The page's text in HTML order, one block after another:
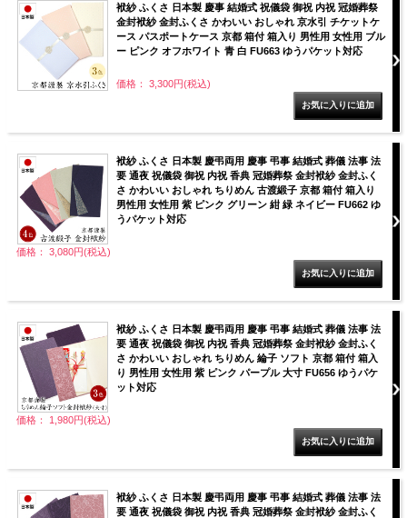
袱紗 ふくさ 日本製 慶事 結婚式 祝儀袋 御祝 内祝 冠婚葬祭
金封袱紗 金封ふくさ かわいい おしゃれ 京水引 チケットケ
ース パスポートケース 京都 箱付 箱入り 男性用 女性用 ブル
ー ピンク オフホワイト 青 白 FU663 ゆうパケット対応
価格： 3,300円(税込)
袱紗 ふくさ 日本製 慶弔両用 慶事 弔事 結婚式 葬儀 法事 法
要 通夜 祝儀袋 御祝 内祝 香典 冠婚葬祭 金封袱紗 金封ふく
さ かわいい おしゃれ ちりめん 古渡緞子 京都 箱付 箱入り
男性用 女性用 紫 ピンク グリーン 紺 緑 ネイビー FU662 ゆ
うパケット対応
価格： 3,080円(税込)
袱紗 ふくさ 日本製 慶弔両用 慶事 弔事 結婚式 葬儀 法事 法
要 通夜 祝儀袋 御祝 内祝 香典 冠婚葬祭 金封袱紗 金封ふく
さ かわいい おしゃれ ちりめん 綸子 ソフト 京都 箱付 箱入
り 男性用 女性用 紫 ピンク パープル 大寸 FU656 ゆうパケ
ット対応
価格： 1,980円(税込)
袱紗 ふくさ 日本製 慶弔両用 慶事 弔事 結婚式 葬儀 法事 法
要 通夜 祝儀袋 御祝 内祝 香典 冠婚葬祭 金封袱紗 金封ふく